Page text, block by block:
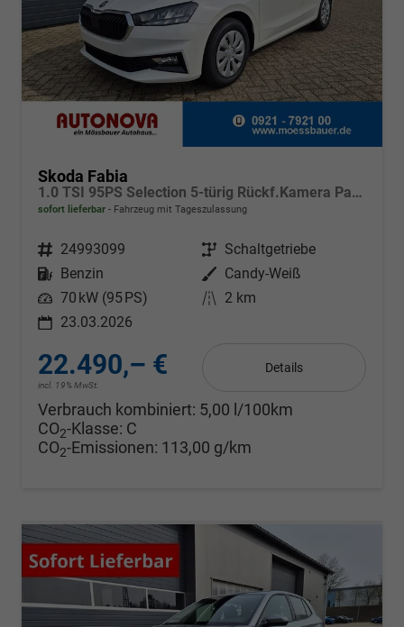
Skoda Fabia
1.0 TSI 95PS Selection 5-türig Rückf.Kamera Parksensoren Sitzheizung Multifunktionslenkrad Klima Skoda-Radio Bluetooth Touchscreen Tempomat Nebelsch. Apple CarPlay + Android Auto
sofort lieferbar Fahrzeug mit Tageszulassung
Fahrzeugnr. 24993099 Getriebe Schaltgetriebe
Kraftstoff
Benzin Außenfarbe Candy-Weiß
Leistung 70 kW (95 PS) Kilometerstand 2 km
23.03.2026
22.490,– €
incl. 19% MwSt.
Details
Verbrauch kombiniert: 5,00 l/100km
CO2-Klasse: C
CO2-Emissionen: 113,00 g/km